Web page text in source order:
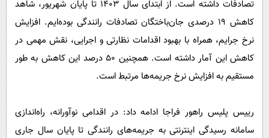
تصادفات داشته است. از ابتدای سال ۱۴۰۳ تا پایان شهریور، شاهد
کاهش ۱۹ درصدی جان‌باختگان تصادفات رانندگی بوده‌ایم. افزایش
نرخ جرایم، همراه با بهبود اقدامات نظارتی و اجرایی، نقش مهمی در
کاهش این آمار داشته است. همچنین ۵۰ درصد این کاهش به طور
مستقیم به افزایش نرخ جریمه‌ها مرتبط است.
رییس پلیس راهور فراجا ادامه داد: در اقدامی نوآورانه، راه‌اندازی
سامانه رسیدگی اینترنتی به جریمه‌های رانندگی تا پایان سال جاری